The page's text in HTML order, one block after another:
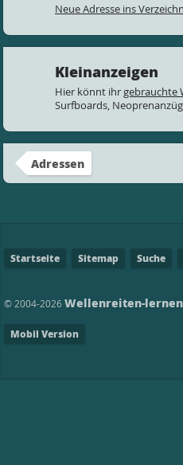
Neue Adresse ins
Kleinanzeigen
Hier könnt ihrgebrauchte
Surfboards,
Adressen
Startseite Sitemap Suche
© 2004-2026Wellenreiten-
Mobil Version